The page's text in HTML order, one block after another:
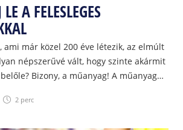
A FELESLEGES
ami már közel 200 éve létezik, az elmúlt
népszerűvé vált, hogy szinte akármit
Bizony, a műanyag! A műanyag…
2 perc